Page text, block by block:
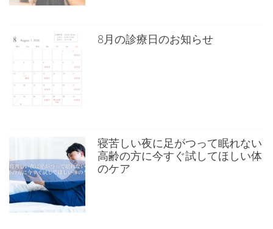
8月の診療日のお知らせ
寝苦しい夜に足がつって眠れない
高齢の方に今すぐ試してほしい体
のケア